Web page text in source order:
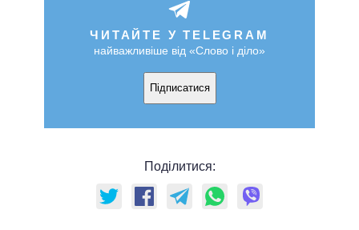
ЧИТАЙТЕ У TELEGRAM
найважливіше від «Слово і діло»
Підписатися
Поділитися: